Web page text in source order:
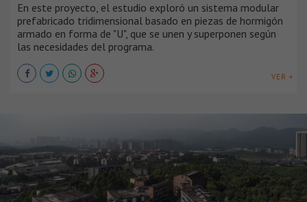
En este proyecto, el estudio exploró un sistema modular
prefabricado tridimensional basado en piezas de hormigón
armado en forma de "U", que se unen y superponen según
las necesidades del programa.
VER +